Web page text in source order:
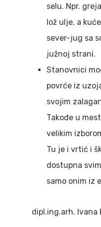
selu. Npr.
lož ulje, a
sever-jug sa
južnoj strani.
Stanovnici
povrće iz
svojim
Takođe u
velikim
Tu je i vrtić i
dostupna
samo onim iz
dipl.ing.arh. Ivana